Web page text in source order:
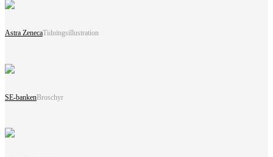
Astra ZenecaTidningsillustration
SE-bankenBroschyr